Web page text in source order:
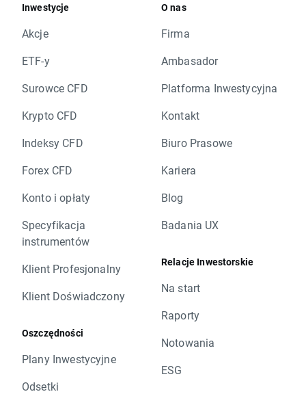
Inwestycje
Akcje
ETF-y
Surowce CFD
Krypto CFD
Indeksy CFD
Forex CFD
Konto i opłaty
Specyfikacja
instrumentów
Klient Profesjonalny
Klient Doświadczony
Oszczędności
Plany Inwestycyjne
Odsetki
O nas
Firma
Ambasador
Platforma Inwestycyjna
Kontakt
Biuro Prasowe
Kariera
Blog
Badania UX
Relacje Inwestorskie
Na start
Raporty
Notowania
ESG